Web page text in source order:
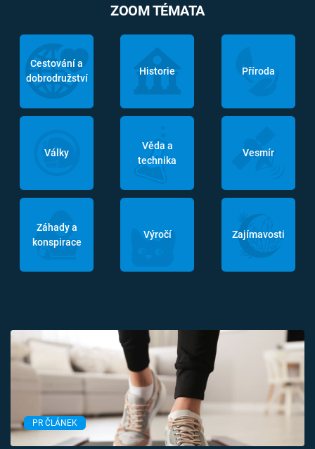
ZOOM TÉMATA
Cestování a
dobrodružství
Historie Příroda
Války
Věda a
technika
Vesmír
Záhady a
konspirace
Výročí Zajímavosti
PR ČLÁNEK